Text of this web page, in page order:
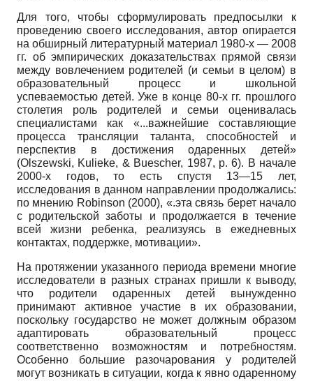
Для того, чтобы сформулировать предпосылки к
проведению своего исследования, автор опирается
на обширный литературный материал 1980-х — 2008
гг. об эмпирических доказательствах прямой связи
между вовлечением родителей (и семьи в целом) в
образовательный процесс и школьной
успеваемостью детей. Уже в конце 80-х гг. прошлого
столетия роль родителей и семьи оценивалась
специалистами как «...важнейшие составляющие
процесса трансляции таланта, способностей и
перспектив в достижения одаренных детей»
(Olszewski, Kulieke, & Buescher, 1987, p.6). В начале
2000-х годов, то есть спустя 13—15 лет,
исследования в данном направлении продолжались:
по мнению Robinson (2000), «.эта связь берет начало
с родительской заботы и продолжается в течение
всей жизни ребенка, реализуясь в ежедневных
контактах, поддержке, мотивации».
На протяжении указанного периода времени многие
исследователи в разных странах пришли к выводу,
что родители одаренных детей вынужденно
принимают активное участие в их образовании,
поскольку государство не может должным образом
адаптировать образовательный процесс
соответственно возможностям и потребностям.
Особенно большие разочарования у родителей
могут возникать в ситуации, когда к явно одаренному